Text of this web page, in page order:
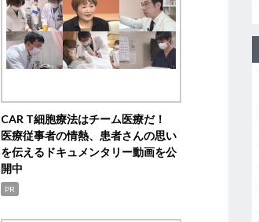
CAR T細胞療法はチーム医療だ！
医療従事者の情熱、患者さんの思い
を伝えるドキュメンタリー動画を公
開中
PR